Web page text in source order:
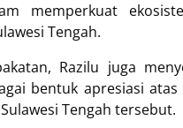
memperkuat
Tengah.
Razilu juga
bentuk apresiasi
Tengah tersebut.